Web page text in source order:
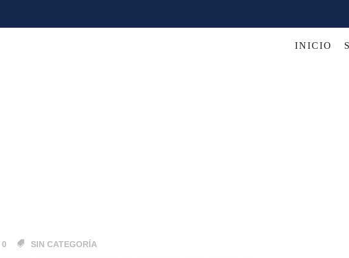
INICIO
0 SIN CATEGORÍA